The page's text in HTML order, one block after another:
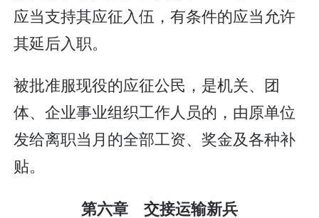
应当支持其应征入伍，有条件的应当允许
其延后入职。
被批准服现役的应征公民，是机关、团
体、企业事业组织工作人员的，由原单位
发给离职当月的全部工资、奖金及各种补
贴。
第六章 交接运输新兵